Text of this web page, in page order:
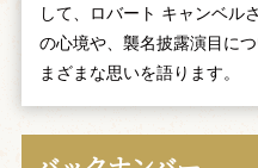
して、ロバート キャンベル
の心境や、襲名披露演目に
まざまな思いを語ります。